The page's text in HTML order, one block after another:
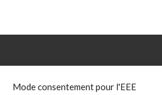
Mode consentement pour l'EEE